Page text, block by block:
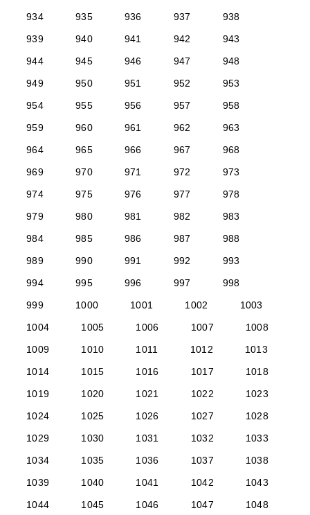
934 935 936 937
938
939
940 941 942
943
944
945 946 947
948
949
950 951 952
953
954
955 956 957
958
959
960 961 962
963
964
965 966 967
968
969
970 971 972
973
974
975 976 977
978
979
980 981 982
983
984
985 986 987
988
989
990 991 992
993
994
995 996 997
998
999
1000 1001 1002
1003
1004
1005 1006 1007
1008
1009
1010 1011 1012
1013
1014
1015 1016 1017
1018
1019
1020 1021 1022
1023
1024
1025 1026 1027
1028
1029
1030 1031 1032
1033
1034
1035 1036 1037
1038
1039
1040 1041 1042
1043
1044
1045 1046 1047
1048